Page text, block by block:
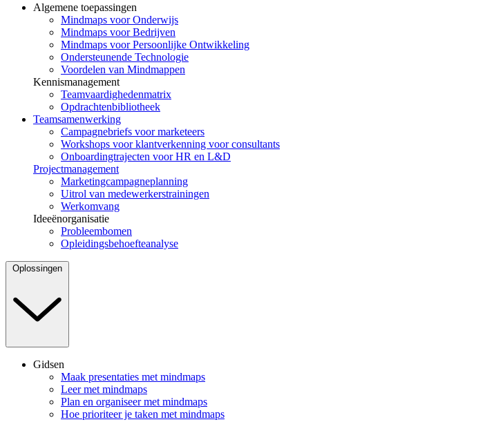
Algemene toepassingen
Mindmaps voor Onderwijs
Mindmaps voor Bedrijven
Mindmaps voor Persoonlijke Ontwikkeling
Ondersteunende Technologie
Voordelen van Mindmappen
Kennismanagement
Teamvaardighedenmatrix
Opdrachtenbibliotheek
Teamsamenwerking
Campagnebriefs voor marketeers
Workshops voor klantverkenning voor consultants
Onboardingtrajecten voor HR en L&D
Projectmanagement
Marketingcampagneplanning
Uitrol van medewerkerstrainingen
Werkomvang
Ideeënorganisatie
Probleembomen
Opleidingsbehoefteanalyse
Oplossingen
Gidsen
Maak presentaties met mindmaps
Leer met mindmaps
Plan en organiseer met mindmaps
Hoe prioriteer je taken met mindmaps